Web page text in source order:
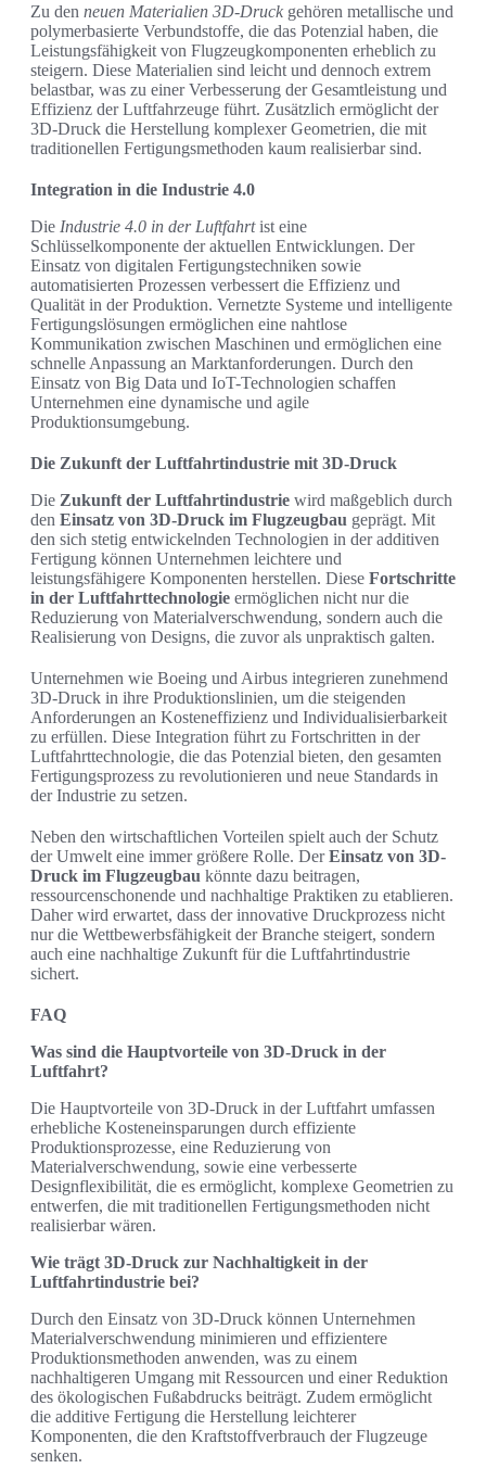
Zu den neuen Materialien 3D-Druck gehören metallische und
polymerbasierte Verbundstoffe, die das Potenzial haben, die
Leistungsfähigkeit von Flugzeugkomponenten erheblich zu
steigern. Diese Materialien sind leicht und dennoch extrem
belastbar, was zu einer Verbesserung der Gesamtleistung und
Effizienz der Luftfahrzeuge führt. Zusätzlich ermöglicht der
3D-Druck die Herstellung komplexer Geometrien, die mit
traditionellen Fertigungsmethoden kaum realisierbar sind.
Integration in die Industrie 4.0
Die Industrie 4.0 in der Luftfahrtist eine
Schlüsselkomponente der aktuellen Entwicklungen. Der
Einsatz von digitalen Fertigungstechniken sowie
automatisierten Prozessen verbessert die Effizienz und
Qualität in der Produktion. Vernetzte Systeme und intelligente
Fertigungslösungen ermöglichen eine nahtlose
Kommunikation zwischen Maschinen und ermöglichen eine
schnelle Anpassung an Marktanforderungen. Durch den
Einsatz von Big Data und IoT-Technologien schaffen
Unternehmen eine dynamische und agile
Produktionsumgebung.
Die Zukunft der Luftfahrtindustrie mit 3D-Druck
Die Zukunft der Luftfahrtindustrie wird maßgeblich durch
den Einsatz von 3D-Druck im Flugzeugbau geprägt. Mit
den sich stetig entwickelnden Technologien in der additiven
Fertigung können Unternehmen leichtere und
leistungsfähigere Komponenten herstellen. Diese Fortschritte
in der Luftfahrttechnologie ermöglichen nicht nur die
Reduzierung von Materialverschwendung, sondern auch die
Realisierung von Designs, die zuvor als unpraktisch galten.
Unternehmen wie Boeing und Airbus integrieren zunehmend
3D-Druck in ihre Produktionslinien, um die steigenden
Anforderungen an Kosteneffizienz und Individualisierbarkeit
zu erfüllen. Diese Integration führt zu Fortschritten in der
Luftfahrttechnologie, die das Potenzial bieten, den gesamten
Fertigungsprozess zu revolutionieren und neue Standards in
der Industrie zu setzen.
Neben den wirtschaftlichen Vorteilen spielt auch der Schutz
der Umwelt eine immer größere Rolle. DerEinsatz von 3D-
Druck im Flugzeugbau könnte dazu beitragen,
ressourcenschonende und nachhaltige Praktiken zu etablieren.
Daher wird erwartet, dass der innovative Druckprozess nicht
nur die Wettbewerbsfähigkeit der Branche steigert, sondern
auch eine nachhaltige Zukunft für die Luftfahrtindustrie
sichert.
FAQ
Was sind die Hauptvorteile von 3D-Druck in der
Luftfahrt?
Die Hauptvorteile von 3D-Druck in der Luftfahrt umfassen
erhebliche Kosteneinsparungen durch effiziente
Produktionsprozesse, eine Reduzierung von
Materialverschwendung, sowie eine verbesserte
Designflexibilität, die es ermöglicht, komplexe Geometrien zu
entwerfen, die mit traditionellen Fertigungsmethoden nicht
realisierbar wären.
Wie trägt 3D-Druck zur Nachhaltigkeit in der
Luftfahrtindustrie bei?
Durch den Einsatz von 3D-Druck können Unternehmen
Materialverschwendung minimieren und effizientere
Produktionsmethoden anwenden, was zu einem
nachhaltigeren Umgang mit Ressourcen und einer Reduktion
des ökologischen Fußabdrucks beiträgt. Zudem ermöglicht
die additive Fertigung die Herstellung leichterer
Komponenten, die den Kraftstoffverbrauch der Flugzeuge
senken.